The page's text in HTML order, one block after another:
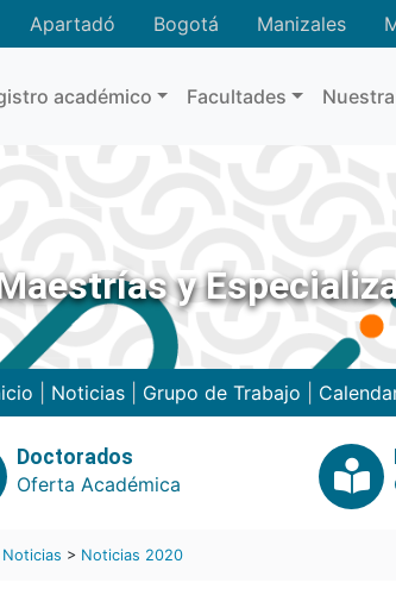
Apartadó Bogotá Manizales
académico Facultades
y
Noticias| Grupo de Trabajo
Doctorados
Oferta Académica
Noticias > Noticias 2020